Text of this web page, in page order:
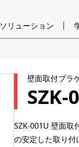
ソリューション
壁面取付ブラ
SZK-
SZK-001U 壁面取
の安定した取り